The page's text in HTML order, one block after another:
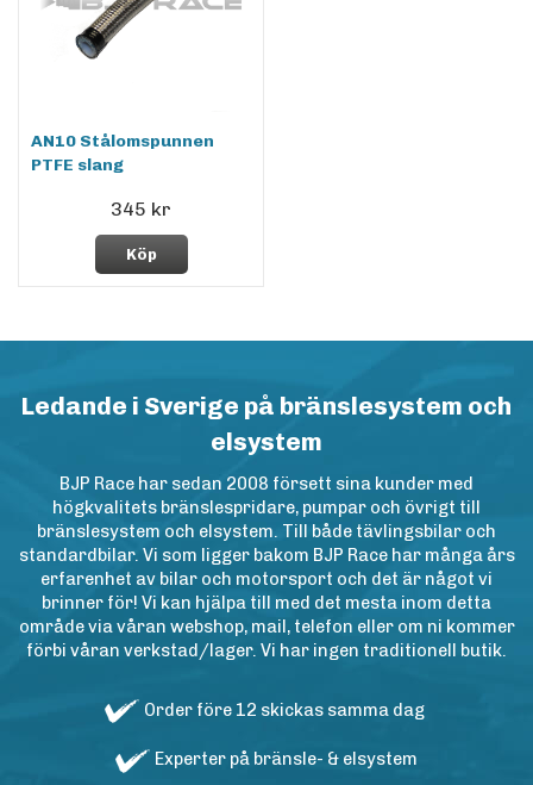
AN10 Stålomspunnen
PTFE slang
345 kr
Köp
Ledande i Sverige på bränslesystem och
elsystem
BJP Race har sedan 2008 försett sina kunder med
högkvalitets bränslespridare, pumpar och övrigt till
bränslesystem och elsystem. Till både tävlingsbilar och
standardbilar. Vi som ligger bakom BJP Race har många års
erfarenhet av bilar och motorsport och det är något vi
brinner för! Vi kan hjälpa till med det mesta inom detta
område via våran webshop, mail, telefon eller om ni kommer
förbi våran verkstad/lager. Vi har ingen traditionell butik.
Order före 12 skickas samma dag
Experter på bränsle- & elsystem